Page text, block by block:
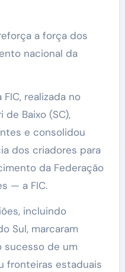
a força dos
nacional da
realizada no
de Baixo (SC),
e consolidou
dos criadores para
da Federação
— a FIC.
incluindo
Sul, marcaram
sucesso de um
fronteiras estaduais